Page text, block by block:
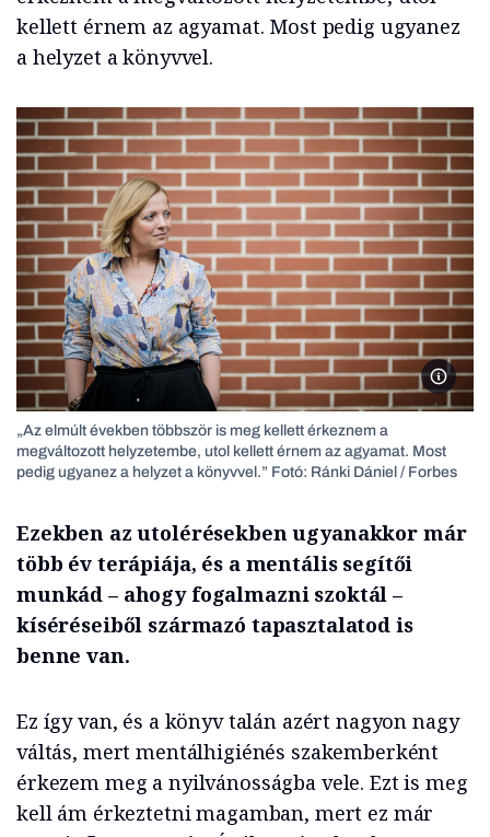
kellett érnem az agyamat. Most pedig ugyanez
a helyzet a könyvvel.
„Az elmúlt években többször is meg kellett érkeznem a
megváltozott helyzetembe, utol kellett érnem az agyamat. Most
pedig ugyanez a helyzet a könyvvel.” Fotó: Ránki Dániel / Forbes
Ezekben az utolérésekben ugyanakkor már
több év terápiája, és a mentális segítői
munkád – ahogy fogalmazni szoktál –
kíséréseiből származó tapasztalatod is
benne van.
Ez így van, és a könyv talán azért nagyon nagy
váltás, mert mentálhigiénés szakemberként
érkezem meg a nyilvánosságba vele. Ezt is meg
kell ám érkeztetni magamban, mert ez már